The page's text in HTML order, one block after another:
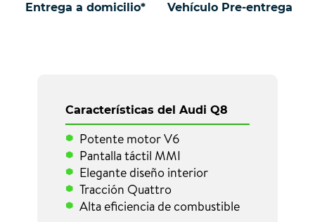
Entrega a domicilio* Vehículo Pre-entrega
Características del Audi Q8
Potente motor V6
Pantalla táctil MMI
Elegante diseño interior
Tracción Quattro
Alta eficiencia de combustible